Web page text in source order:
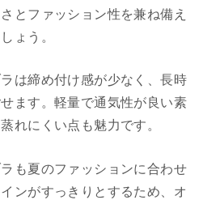
とファッション性を兼ね備え
ょう。
は締め付け感が少なく、長時
ます。軽量で通気性が良い素
れにくい点も魅力です。
も夏のファッションに合わせ
ンがすっきりとするため、オ